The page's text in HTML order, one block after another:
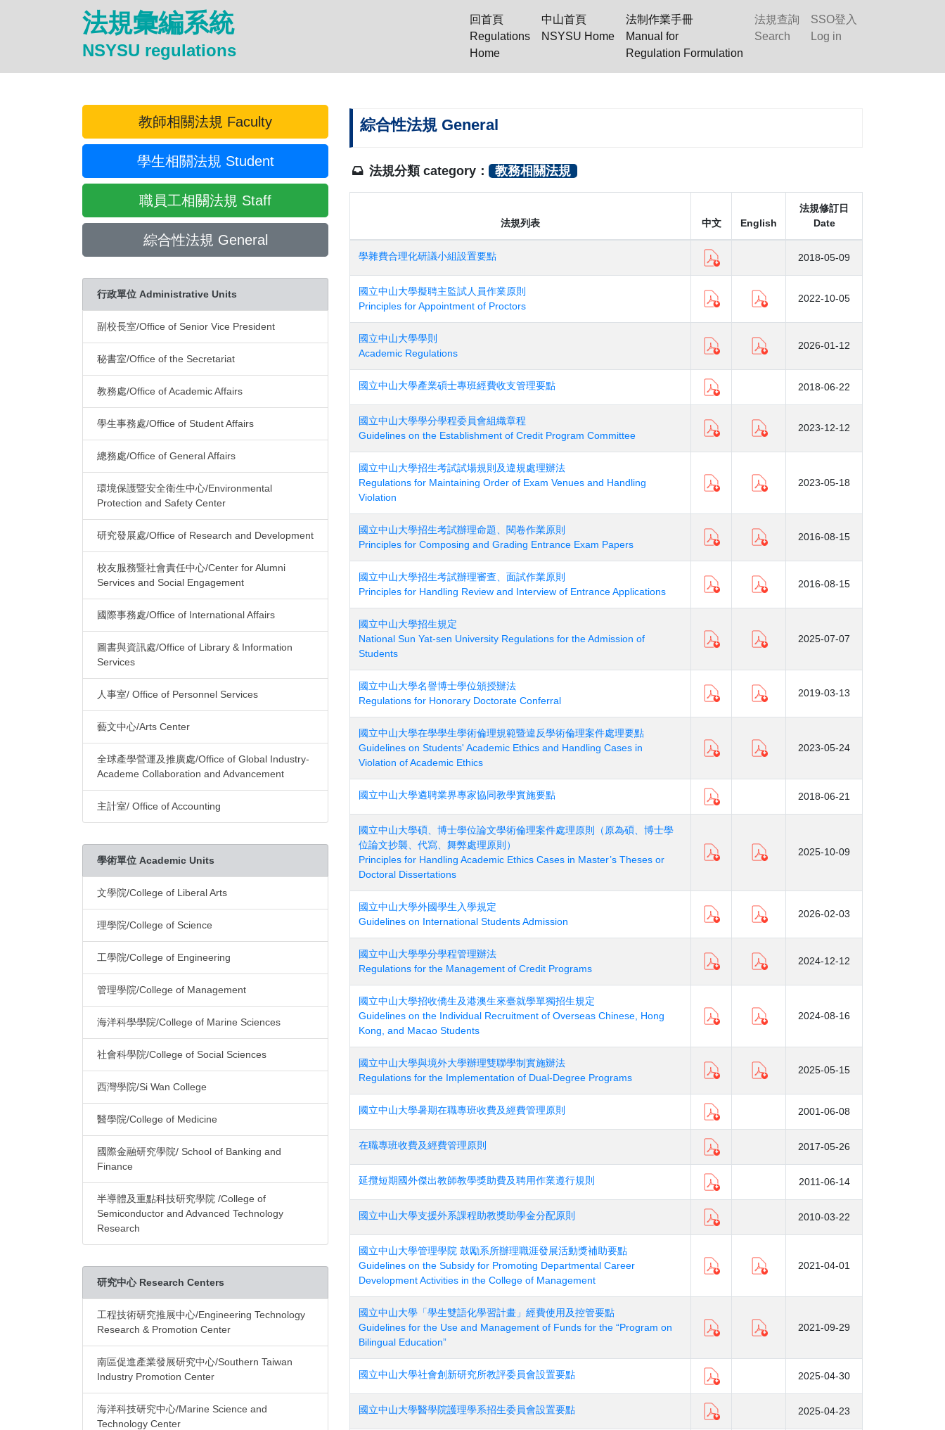
法規彙編系統
NSYSU regulations
回首頁
Regulations
Home(current)
中山首頁
NSYSU Home
法制作業手冊
Manual for
Regulation Formulation
法規查詢
Search
SSO登入
Log in
教師相關法規 Faculty
學生相關法規 Student
職員工相關法規 Staff
綜合性法規 General
行政單位 Administrative Units
副校長室/Office of Senior Vice President
秘書室/Office of the Secretariat
教務處/Office of Academic Affairs
學生事務處/Office of Student Affairs
總務處/Office of General Affairs
環境保護暨安全衛生中心/Environmental
Protection and Safety Center
研究發展處/Office of Research and Development
校友服務暨社會責任中心/Center for Alumni
Services and Social Engagement
國際事務處/Office of International Affairs
圖書與資訊處/Office of Library & Information
Services
人事室/ Office of Personnel Services
藝文中心/Arts Center
全球產學營運及推廣處/Office of Global Industry-
Academe Collaboration and Advancement
主計室/ Office of Accounting
學術單位 Academic Units
文學院/College of Liberal Arts
理學院/College of Science
工學院/College of Engineering
管理學院/College of Management
海洋科學學院/College of Marine Sciences
社會科學院/College of Social Sciences
西灣學院/Si Wan College
醫學院/College of Medicine
國際金融研究學院/ School of Banking and
Finance
半導體及重點科技研究學院 /College of
Semiconductor and Advanced Technology
Research
研究中心 Research Centers
工程技術研究推展中心/Engineering Technology
Research & Promotion Center
南區促進產業發展研究中心/Southern Taiwan
Industry Promotion Center
海洋科技研究中心/Marine Science and
Technology Center
綜合性法規 General
法規分類 category： 教務相關法規
法規列表 中文 English
法規修訂日
Date
學雜費合理化研議小組設置要點 2018-05-09
國立中山大學擬聘主監試人員作業原則
Principles for Appointment of Proctors
2022-10-05
國立中山大學學則
Academic Regulations
2026-01-12
國立中山大學產業碩士專班經費收支管理要點 2018-06-22
國立中山大學學分學程委員會組織章程
Guidelines on the Establishment of Credit Program Committee
2023-12-12
國立中山大學招生考試試場規則及違規處理辦法
Regulations for Maintaining Order of Exam Venues and Handling
Violation
2023-05-18
國立中山大學招生考試辦理命題、閱卷作業原則
Principles for Composing and Grading Entrance Exam Papers
2016-08-15
國立中山大學招生考試辦理審查、面試作業原則
Principles for Handling Review and Interview of Entrance Applications
2016-08-15
國立中山大學招生規定
National Sun Yat-sen University Regulations for the Admission of
Students
2025-07-07
國立中山大學名譽博士學位頒授辦法
Regulations for Honorary Doctorate Conferral
2019-03-13
國立中山大學在學學生學術倫理規範暨違反學術倫理案件處理要點
Guidelines on Students' Academic Ethics and Handling Cases in
Violation of Academic Ethics
2023-05-24
國立中山大學遴聘業界專家協同教學實施要點 2018-06-21
國立中山大學碩、博士學位論文學術倫理案件處理原則（原為碩、博士學
位論文抄襲、代寫、舞弊處理原則）
Principles for Handling Academic Ethics Cases in Master’s Theses or
Doctoral Dissertations
2025-10-09
國立中山大學外國學生入學規定
Guidelines on International Students Admission
2026-02-03
國立中山大學學分學程管理辦法
Regulations for the Management of Credit Programs
2024-12-12
國立中山大學招收僑生及港澳生來臺就學單獨招生規定
Guidelines on the Individual Recruitment of Overseas Chinese, Hong
Kong, and Macao Students
2024-08-16
國立中山大學與境外大學辦理雙聯學制實施辦法
Regulations for the Implementation of Dual-Degree Programs
2025-05-15
國立中山大學暑期在職專班收費及經費管理原則 2001-06-08
在職專班收費及經費管理原則 2017-05-26
延攬短期國外傑出教師教學獎助費及聘用作業遵行規則 2011-06-14
國立中山大學支援外系課程助教獎助學金分配原則 2010-03-22
國立中山大學管理學院 鼓勵系所辦理職涯發展活動獎補助要點
Guidelines on the Subsidy for Promoting Departmental Career
Development Activities in the College of Management
2021-04-01
國立中山大學「學生雙語化學習計畫」經費使用及控管要點
Guidelines for the Use and Management of Funds for the “Program on
Bilingual Education”
2021-09-29
國立中山大學社會創新研究所教評委員會設置要點 2025-04-30
國立中山大學醫學院護理學系招生委員會設置要點 2025-04-23